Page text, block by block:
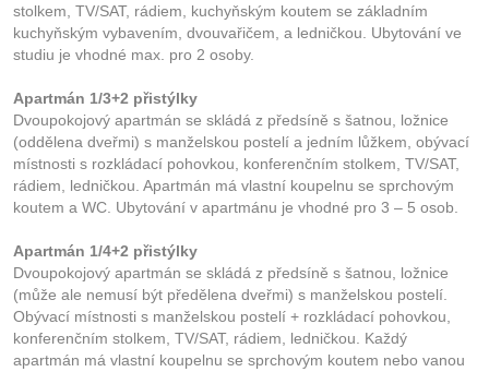
stolkem, TV/SAT, rádiem, kuchyňským koutem se základním
kuchyňským vybavením, dvouvařičem, a ledničkou. Ubytování ve
studiu je vhodné max. pro 2 osoby.
Apartmán 1/3+2 přistýlky
Dvoupokojový apartmán se skládá z předsíně s šatnou, ložnice
(oddělena dveřmi) s manželskou postelí a jedním lůžkem, obývací
místnosti s rozkládací pohovkou, konferenčním stolkem, TV/SAT,
rádiem, ledničkou. Apartmán má vlastní koupelnu se sprchovým
koutem a WC. Ubytování v apartmánu je vhodné pro 3 – 5 osob.
Apartmán 1/4+2 přistýlky
Dvoupokojový apartmán se skládá z předsíně s šatnou, ložnice
(může ale nemusí být předělena dveřmi) s manželskou postelí.
Obývací místnosti s manželskou postelí + rozkládací pohovkou,
konferenčním stolkem, TV/SAT, rádiem, ledničkou. Každý
apartmán má vlastní koupelnu se sprchovým koutem nebo vanou